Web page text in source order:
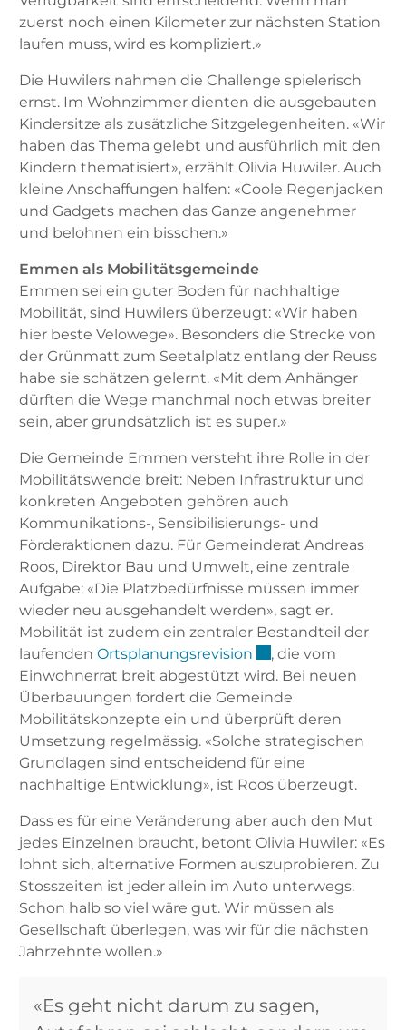
zuerst noch einen Kilometer zur nächsten Station
laufen muss, wird es kompliziert.»
Die Huwilers nahmen die Challenge spielerisch
ernst. Im Wohnzimmer dienten die ausgebauten
Kindersitze als zusätzliche Sitzgelegenheiten. «Wir
haben das Thema gelebt und ausführlich mit den
Kindern thematisiert», erzählt Olivia Huwiler. Auch
kleine Anschaffungen halfen: «Coole Regenjacken
und Gadgets machen das Ganze angenehmer
und belohnen ein bisschen.»
Emmen als Mobilitätsgemeinde
Emmen sei ein guter Boden für nachhaltige
Mobilität, sind Huwilers überzeugt: «Wir haben
hier beste Velowege». Besonders die Strecke von
der Grünmatt zum Seetalplatz entlang der Reuss
habe sie schätzen gelernt. «Mit dem Anhänger
dürften die Wege manchmal noch etwas breiter
sein, aber grundsätzlich ist es super.»
Die Gemeinde Emmen versteht ihre Rolle in der
Mobilitätswende breit: Neben Infrastruktur und
konkreten Angeboten gehören auch
Kommunikations-, Sensibilisierungs- und
Förderaktionen dazu. Für Gemeinderat Andreas
Roos, Direktor Bau und Umwelt, eine zentrale
Aufgabe: «Die Platzbedürfnisse müssen immer
wieder neu ausgehandelt werden», sagt er.
Mobilität ist zudem ein zentraler Bestandteil der
laufenden Ortsplanungsrevision Externer Link wird
, die vom
Einwohnerrat breit abgestützt wird. Bei neuen
Überbauungen fordert die Gemeinde
Mobilitätskonzepte ein und überprüft deren
Umsetzung regelmässig. «Solche strategischen
Grundlagen sind entscheidend für eine
nachhaltige Entwicklung», ist Roos überzeugt.
Dass es für eine Veränderung aber auch den Mut
jedes Einzelnen braucht, betont Olivia Huwiler: «Es
lohnt sich, alternative Formen auszuprobieren. Zu
Stosszeiten ist jeder allein im Auto unterwegs.
Schon halb so viel wäre gut. Wir müssen als
Gesellschaft überlegen, was wir für die nächsten
Jahrzehnte wollen.»
«Es geht nicht darum zu sagen,